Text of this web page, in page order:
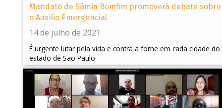
Mandato de Sâmia Bomfim promoverá debate sobre
o Auxílio Emergencial
14 de julho de 2021
É urgente lutar pela vida e contra a fome em cada cidade do
estado de São Paulo